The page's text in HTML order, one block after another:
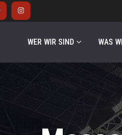
WER WIR SIND WAS